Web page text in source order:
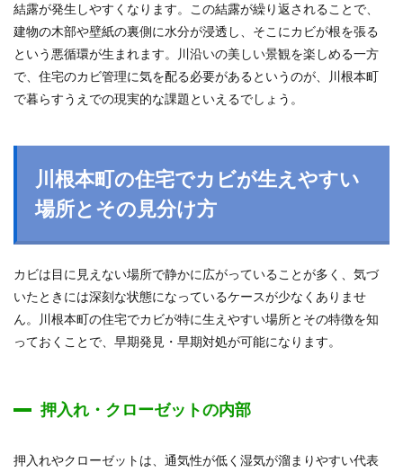
結露が発生しやすくなります。この結露が繰り返されることで、
建物の木部や壁紙の裏側に水分が浸透し、そこにカビが根を張る
という悪循環が生まれます。川沿いの美しい景観を楽しめる一方
で、住宅のカビ管理に気を配る必要があるというのが、川根本町
で暮らすうえでの現実的な課題といえるでしょう。
川根本町の住宅でカビが生えやすい
場所とその見分け方
カビは目に見えない場所で静かに広がっていることが多く、気づ
いたときには深刻な状態になっているケースが少なくありませ
ん。川根本町の住宅でカビが特に生えやすい場所とその特徴を知
っておくことで、早期発見・早期対処が可能になります。
押入れ・クローゼットの内部
押入れやクローゼットは、通気性が低く湿気が溜まりやすい代表